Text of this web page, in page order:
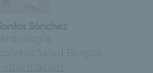
Sánchez
Salud Burgos
información